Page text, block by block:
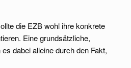
die EZB wohl ihre konkrete
Eine grundsätzliche,
dabei alleine durch den Fakt,